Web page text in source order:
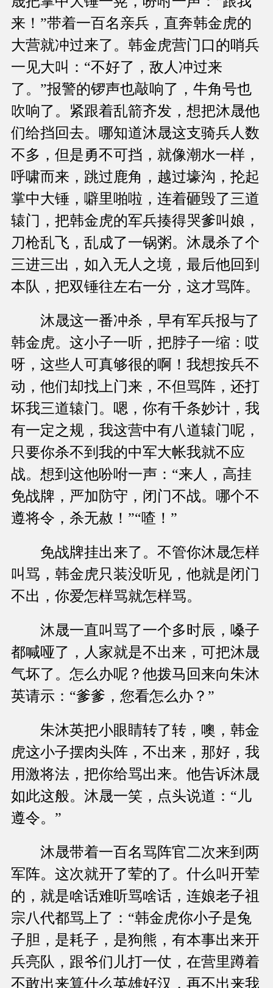
来！”带着一百名亲兵，直奔韩金虎的
大营就冲过来了。韩金虎营门口的哨兵
一见大叫：“不好了，敌人冲过来
了。”报警的锣声也敲响了，牛角号也
吹响了。紧跟着乱箭齐发，想把沐晟他
们给挡回去。哪知道沐晟这支骑兵人数
不多，但是勇不可挡，就像潮水一样，
呼啸而来，跳过鹿角，越过壕沟，抡起
掌中大锤，噼里啪啦，连着砸毁了三道
辕门，把韩金虎的军兵揍得哭爹叫娘，
刀枪乱飞，乱成了一锅粥。沐晟杀了个
三进三出，如入无人之境，最后他回到
本队，把双锤往左右一分，这才骂阵。
沐晟这一番冲杀，早有军兵报与了
韩金虎。这小子一听，把脖子一缩：哎
呀，这些人可真够很的啊！我想按兵不
动，他们却找上门来，不但骂阵，还打
坏我三道辕门。嗯，你有千条妙计，我
有一定之规，我这营中有八道辕门呢，
只要你杀不到我的中军大帐我就不应
战。想到这他吩咐一声：“来人，高挂
免战牌，严加防守，闭门不战。哪个不
遵将令，杀无赦！”“喳！”
免战牌挂出来了。不管你沐晟怎样
叫骂，韩金虎只装没听见，他就是闭门
不出，你爱怎样骂就怎样骂。
沐晟一直叫骂了一个多时辰，嗓子
都喊哑了，人家就是不出来，可把沐晟
气坏了。怎么办呢？他拨马回来向朱沐
英请示：“爹爹，您看怎么办？”
朱沐英把小眼睛转了转，噢，韩金
虎这小子摆肉头阵，不出来，那好，我
用激将法，把你给骂出来。他告诉沐晟
如此这般。沐晟一笑，点头说道：“儿
遵令。”
沐晟带着一百名骂阵官二次来到两
军阵。这次就开了荤的了。什么叫开荤
的，就是啥话难听骂啥话，连娘老子祖
宗八代都骂上了：“韩金虎你小子是兔
子胆，是耗子，是狗熊，有本事出来开
兵亮队，跟爷们儿打一仗，在营里蹲着
不敢出来算什么英雄好汉，再不出来我